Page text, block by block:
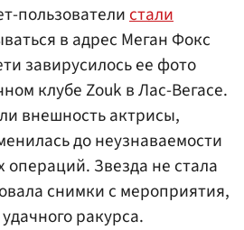
пользователи стали
в адрес Меган Фокс
завирусилось ее фото
клубе Zouk в Лас-Вегасе.
внешность актрисы,
до неузнаваемости
операций. Звезда не стала
снимки с мероприятия,
ракурса.